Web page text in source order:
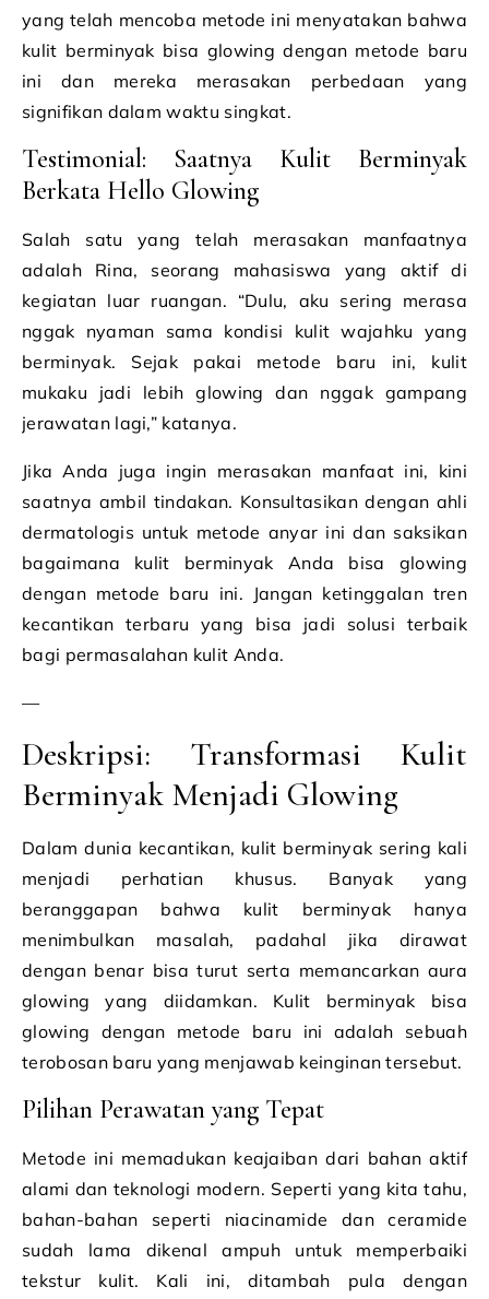
yang telah mencoba metode ini menyatakan bahwa
kulit berminyak bisa glowing dengan metode baru
ini dan mereka merasakan perbedaan yang
signifikan dalam waktu singkat.
Testimonial: Saatnya Kulit Berminyak
Berkata Hello Glowing
Salah satu yang telah merasakan manfaatnya
adalah Rina, seorang mahasiswa yang aktif di
kegiatan luar ruangan. “Dulu, aku sering merasa
nggak nyaman sama kondisi kulit wajahku yang
berminyak. Sejak pakai metode baru ini, kulit
mukaku jadi lebih glowing dan nggak gampang
jerawatan lagi,” katanya.
Jika Anda juga ingin merasakan manfaat ini, kini
saatnya ambil tindakan. Konsultasikan dengan ahli
dermatologis untuk metode anyar ini dan saksikan
bagaimana kulit berminyak Anda bisa glowing
dengan metode baru ini. Jangan ketinggalan tren
kecantikan terbaru yang bisa jadi solusi terbaik
bagi permasalahan kulit Anda.
—
Deskripsi: Transformasi Kulit
Berminyak Menjadi Glowing
Dalam dunia kecantikan, kulit berminyak sering kali
menjadi perhatian khusus. Banyak yang
beranggapan bahwa kulit berminyak hanya
menimbulkan masalah, padahal jika dirawat
dengan benar bisa turut serta memancarkan aura
glowing yang diidamkan. Kulit berminyak bisa
glowing dengan metode baru ini adalah sebuah
terobosan baru yang menjawab keinginan tersebut.
Pilihan Perawatan yang Tepat
Metode ini memadukan keajaiban dari bahan aktif
alami dan teknologi modern. Seperti yang kita tahu,
bahan-bahan seperti niacinamide dan ceramide
sudah lama dikenal ampuh untuk memperbaiki
tekstur kulit. Kali ini, ditambah pula dengan